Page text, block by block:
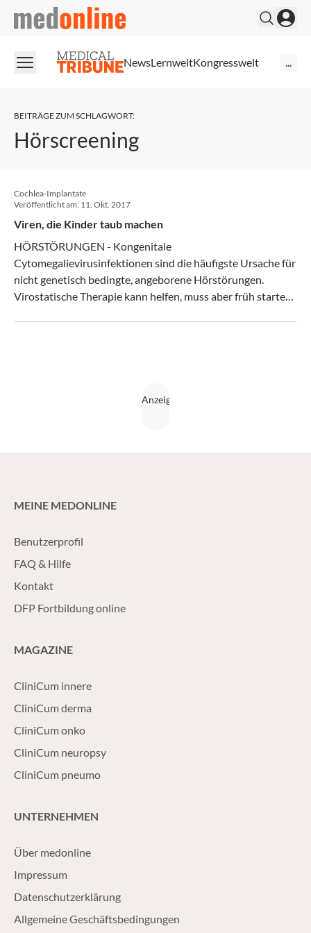
medonline
NewsLernweltKongresswelt
BEITRÄGE ZUM SCHLAGWORT:
Hörscreening
Cochlea-Implantate
Veröffentlicht am: 11. Okt. 2017
Viren, die Kinder taub machen
HÖRSTÖRUNGEN - Kongenitale
Cytomegalievirusinfektionen sind die häufigste Ursache für
nicht genetisch bedingte, angeborene Hörstörungen.
Virostatische Therapie kann helfen, muss aber früh starten.
MEINE MEDONLINE
Benutzerprofil
FAQ & Hilfe
Kontakt
DFP Fortbildung online
MAGAZINE
CliniCum innere
CliniCum derma
CliniCum onko
CliniCum neuropsy
CliniCum pneumo
UNTERNEHMEN
Über medonline
Impressum
Datenschutzerklärung
Allgemeine Geschäftsbedingungen